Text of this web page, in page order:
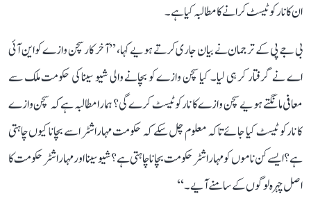
ان کا نارکو ٹیسٹ کرانے کا مطالبہ کیا ہے۔
بی جے پی کے ترجمان نے بیان جاری کرتے ہویے کہا، ’’آخر کار سچن وازے کو این آئی
اے نے گرفتار کر ہی لیا۔ کیا سچن وازے کو بچانے والی شیو سینا کی حکومت ملک سے
معافی مانگتے ہویے سچن وازے کا نارکو ٹیسٹ کرے گی؟ ہمارا مطالبہ ہے کہ سچن وازے
کا نارکو ٹیسٹ کیا جائے تاکہ معلوم چل سکے کہ حکومت مہاراشٹر اسے بچانا کیوں چاہتی
ہے؟ ایسے کن ناموں کو مہاراشٹر حکومت بچانا چاہتی ہے؟ شیو سینا اور مہاراشٹر حکومت کا
اصل چہرہ لوگوں کے سامنے آیے۔‘‘